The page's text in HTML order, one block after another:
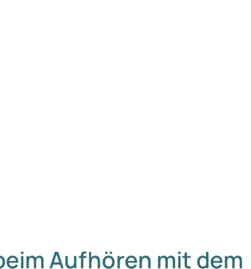
Aufhören mit dem